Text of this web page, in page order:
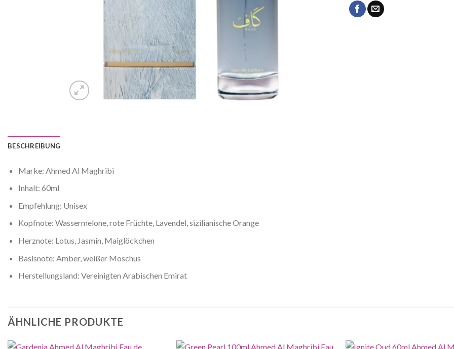
BESCHREIBUNG
Marke: Ahmed Al Maghribi
Inhalt: 60ml
Empfehlung: Unisex
Kopfnote: Wassermelone, rote Früchte, Lavendel, sizilianische Orange
Herznote: Lotus, Jasmin, Maiglöckchen
Basisnote: Amber, weißer Moschus
Herstellungsland: Vereinigten Arabischen Emirat
ÄHNLICHE PRODUKTE